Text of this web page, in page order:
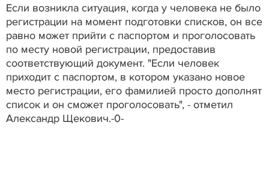
Если возникла ситуация, когда у человека не было
регистрации на момент подготовки списков, он все
равно может прийти с паспортом и проголосовать
по месту новой регистрации, предоставив
соответствующий документ. "Если человек
приходит с паспортом, в котором указано новое
место регистрации, его фамилией просто дополнят
список и он сможет проголосовать", - отметил
Александр Щекович.-0-